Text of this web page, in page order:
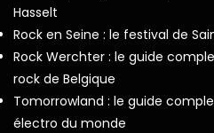
Hasselt
Rock en Seine : le festival de
Rock Werchter : le guide
rock de Belgique
Tomorrowland : le guide
électro du monde